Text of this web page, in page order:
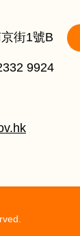
街1號B
9924